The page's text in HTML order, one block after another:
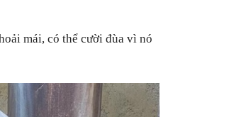
mái, có thể cười đùa vì nó